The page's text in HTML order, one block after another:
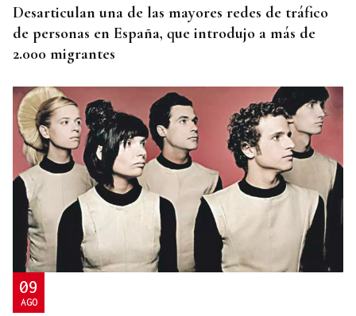
Desarticulan una de las mayores redes de tráfico
de personas en España, que introdujo a más de
2.000 migrantes
09
AGO